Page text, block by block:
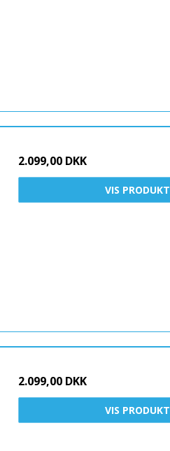
2.099,00 DKK
VIS PRODUKT
2.099,00 DKK
VIS PRODUKT